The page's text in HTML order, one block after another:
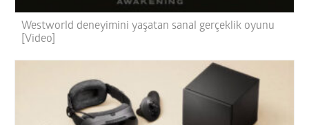
Westworld deneyimini yaşatan sanal gerçeklik oyunu
[Video]